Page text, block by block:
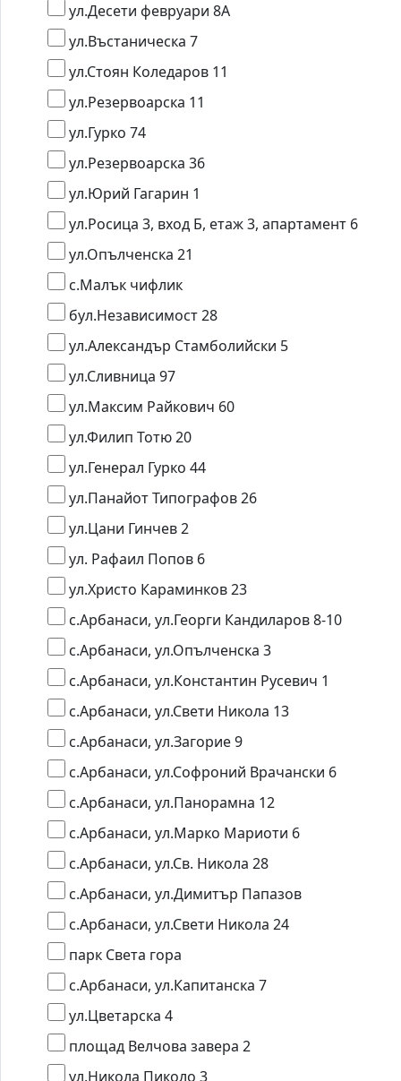
ул.Десети февруари 8А
ул.Въстаническа 7
ул.Стоян Коледаров 11
ул.Резервоарска 11
ул.Гурко 74
ул.Резервоарска 36
ул.Юрий Гагарин 1
ул.Росица 3, вход Б, етаж 3, апартамент 6
ул.Опълченска 21
с.Малък чифлик
бул.Независимост 28
ул.Александър Стамболийски 5
ул.Сливница 97
ул.Максим Райкович 60
ул.Филип Тотю 20
ул.Генерал Гурко 44
ул.Панайот Типографов 26
ул.Цани Гинчев 2
ул. Рафаил Попов 6
ул.Христо Караминков 23
с.Арбанаси, ул.Георги Кандиларов 8-10
с.Арбанаси, ул.Опълченска 3
с.Арбанаси, ул.Константин Русевич 1
с.Арбанаси, ул.Свети Никола 13
с.Арбанаси, ул.Загорие 9
с.Арбанаси, ул.Софроний Врачански 6
с.Арбанаси, ул.Панорамна 12
с.Арбанаси, ул.Марко Мариоти 6
с.Арбанаси, ул.Св. Никола 28
с.Арбанаси, ул.Димитър Папазов
с.Арбанаси, ул.Свети Никола 24
парк Света гора
с.Арбанаси, ул.Капитанска 7
ул.Цветарска 4
площад Велчова завера 2
ул.Никола Пиколо 3